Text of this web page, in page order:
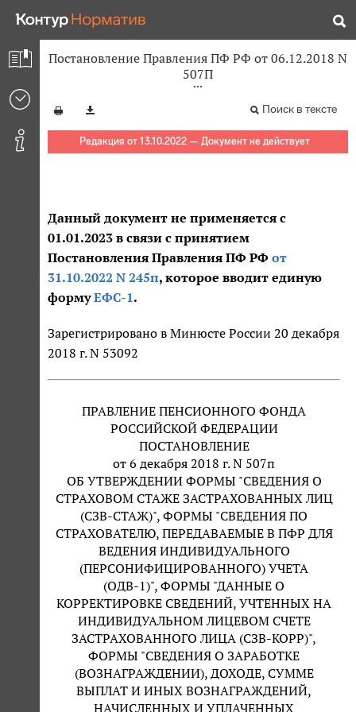
Постановление Правления ПФ РФ от 06.12.2018 N
507П
Поиск в тексте
Редакция от 13.10.2022 — Документ не действует
Данный документ не применяется с
01.01.2023 в связи с принятием
Постановления Правления ПФ РФ от
31.10.2022 N 245п, которое вводит единую
формуЕФС-1.
Зарегистрировано в Минюсте России 20 декабря
2018 г. N 53092
ПРАВЛЕНИЕ ПЕНСИОННОГО ФОНДА
РОССИЙСКОЙ ФЕДЕРАЦИИ
ПОСТАНОВЛЕНИЕ
от 6 декабря 2018 г. N 507п
ОБ УТВЕРЖДЕНИИ ФОРМЫ "СВЕДЕНИЯ О
СТРАХОВОМ СТАЖЕ ЗАСТРАХОВАННЫХ ЛИЦ
(СЗВ-СТАЖ)", ФОРМЫ "СВЕДЕНИЯ ПО
СТРАХОВАТЕЛЮ, ПЕРЕДАВАЕМЫЕ В ПФР ДЛЯ
ВЕДЕНИЯ ИНДИВИДУАЛЬНОГО
(ПЕРСОНИФИЦИРОВАННОГО) УЧЕТА
(ОДВ-1)", ФОРМЫ "ДАННЫЕ О
КОРРЕКТИРОВКЕ СВЕДЕНИЙ, УЧТЕННЫХ НА
ИНДИВИДУАЛЬНОМ ЛИЦЕВОМ СЧЕТЕ
ЗАСТРАХОВАННОГО ЛИЦА (СЗВ-КОРР)",
ФОРМЫ "СВЕДЕНИЯ О ЗАРАБОТКЕ
(ВОЗНАГРАЖДЕНИИ), ДОХОДЕ, СУММЕ
ВЫПЛАТ И ИНЫХ ВОЗНАГРАЖДЕНИЙ,
НАЧИСЛЕННЫХ И УПЛАЧЕННЫХ